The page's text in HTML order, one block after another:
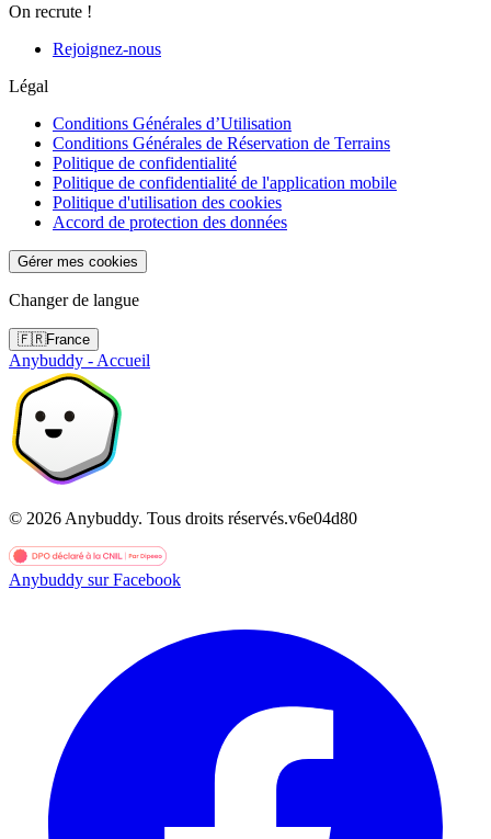
On recrute !
Rejoignez-nous
Légal
Conditions Générales d’Utilisation
Conditions Générales de Réservation de Terrains
Politique de confidentialité
Politique de confidentialité de l'application mobile
Politique d'utilisation des cookies
Accord de protection des données
Gérer mes cookies
Changer de langue
🇫🇷France
Anybuddy - Accueil
© 2026 Anybuddy. Tous droits réservés.v6e04d80
Anybuddy sur Facebook